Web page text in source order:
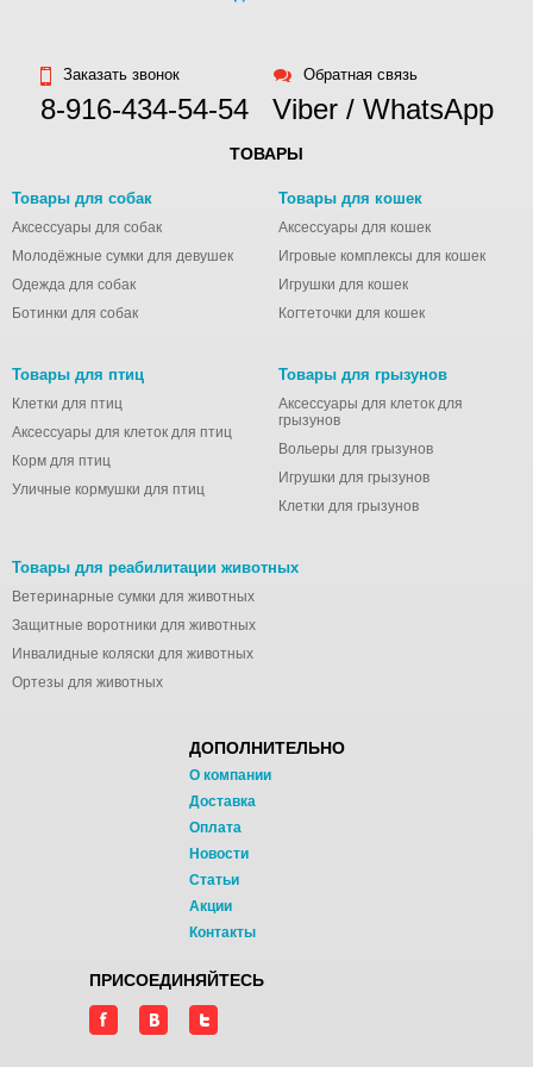
Заказать звонок
8-916-434-54-54
Обратная связь
Viber / WhatsApp
ТОВАРЫ
Товары для собак
Аксессуары для собак
Молодёжные сумки для девушек
Одежда для собак
Ботинки для собак
Товары для кошек
Аксессуары для кошек
Игровые комплексы для кошек
Игрушки для кошек
Когтеточки для кошек
Товары для птиц
Клетки для птиц
Аксессуары для клеток для птиц
Корм для птиц
Уличные кормушки для птиц
Товары для грызунов
Аксессуары для клеток для
грызунов
Вольеры для грызунов
Игрушки для грызунов
Клетки для грызунов
Товары для реабилитации животных
Ветеринарные сумки для животных
Защитные воротники для животных
Инвалидные коляски для животных
Ортезы для животных
ДОПОЛНИТЕЛЬНО
О компании
Доставка
Оплата
Новости
Статьи
Акции
Контакты
ПРИСОЕДИНЯЙТЕСЬ